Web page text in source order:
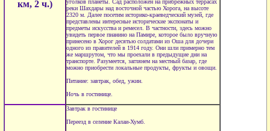
км, 2 ч.)
уголков планеты. Сад расположен на прибрежных террасах
реки Шахдары над восточной частью Хорога, на высоте
2320 м. Далее посетим историко-краеведческий музей, где
представлены интересные исторические экспонаты и
предметы искусства и ремесел. В частности, здесь можно
увидеть первое пианино на Памире, которое было вручную
принесено в Хорог десятью солдатами из Оша для дочери
одного из правителей в 1914 году. Они шли примерно тем
же маршрутом, что мы проехали в предыдущие дни на
транспорте. Разумеется, заглянем на местный базар, где
можно приобрести локальные продукты, фрукты и овощи.
Питание: завтрак, обед, ужин.
Ночь в гостинице.
Завтрак в гостинице
Переезд в селение Калаи-Хумб.